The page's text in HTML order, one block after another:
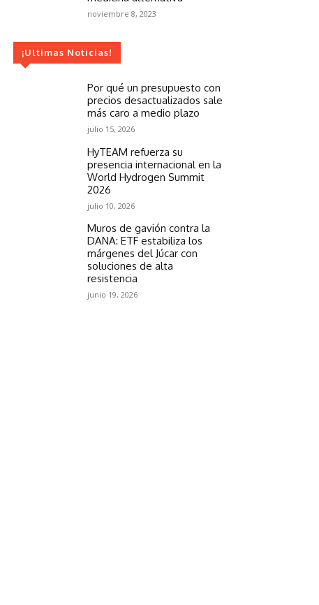
noviembre 8, 2023
¡Ultimas Noticias!
Por qué un presupuesto con
precios desactualizados sale
más caro a medio plazo
julio 15, 2026
HyTEAM refuerza su
presencia internacional en la
World Hydrogen Summit
2026
julio 10, 2026
Muros de gavión contra la
DANA: ETF estabiliza los
márgenes del Júcar con
soluciones de alta
resistencia
junio 19, 2026